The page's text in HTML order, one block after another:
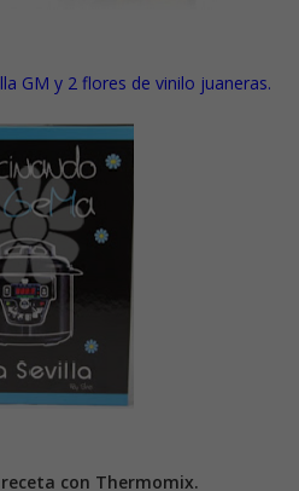
GM y 2 flores de vinilo juaneras.
receta con Thermomix.